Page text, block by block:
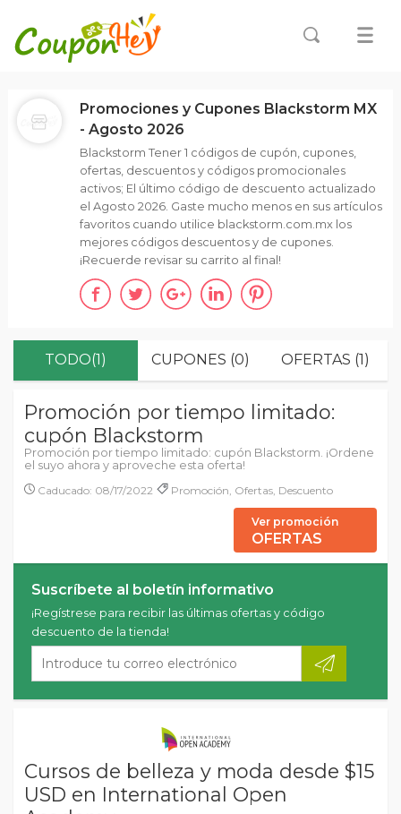
TODO(1) CUPONES (0) OFERTAS (1)
Promoción por tiempo limitado:
cupón Blackstorm
Promoción por tiempo limitado: cupón Blackstorm. ¡Ordene
el suyo ahora y aproveche esta oferta!
Caducado: 08/17/2022
Promoción, Ofertas, Descuento
Ver promoción
OFERTAS
Suscríbete al boletín informativo
¡Regístrese para recibir las últimas ofertas y código
descuento de la tienda!
Cursos de belleza y moda desde $15
USD en International Open
Promociones y Cupones Blackstorm MX
- Agosto 2026
Blackstorm Tener 1 códigos de cupón, cupones,
ofertas, descuentos y códigos promocionales
activos; El último código de descuento actualizado
el Agosto 2026. Gaste mucho menos en sus artículos
favoritos cuando utilice blackstorm.com.mx los
mejores códigos descuentos y de cupones.
¡Recuerde revisar su carrito al final!